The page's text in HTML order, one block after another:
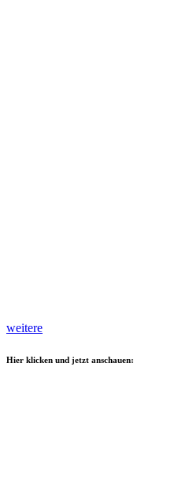
weitere
Hier klicken und jetzt anschauen: